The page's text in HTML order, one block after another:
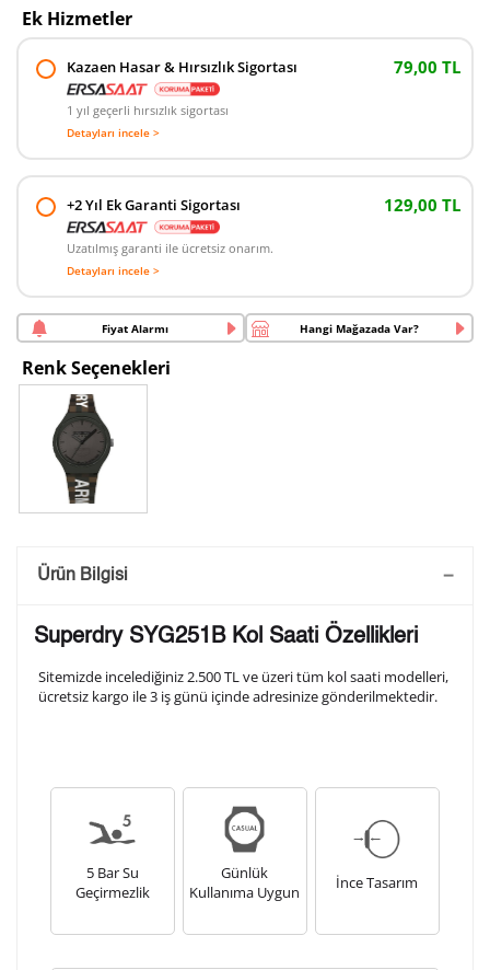
Ek Hizmetler
Kazaen Hasar & Hırsızlık Sigortası 79,00 TL
1 yıl geçerli hırsızlık sigortası
Detayları incele >
+2 Yıl Ek Garanti Sigortası 129,00 TL
Uzatılmış garanti ile ücretsiz onarım.
Detayları incele >
Fiyat Alarmı Hangi Mağazada Var?
Renk Seçenekleri
Saatini Kişiselleştir
arka kapağına gravür tekniği ile formda belirtmiş
10
3. Satır
Ürün Bilgisi
Superdry SYG251B Kol Saati Özellikleri
Sitemizde incelediğiniz 2.500 TL ve üzeri tüm kol saati modelleri,
ücretsiz kargo ile 3 iş günü içinde adresinize gönderilmektedir.
5 Bar Su
Geçirmezlik
Günlük
Kullanıma Uygun
İnce Tasarım